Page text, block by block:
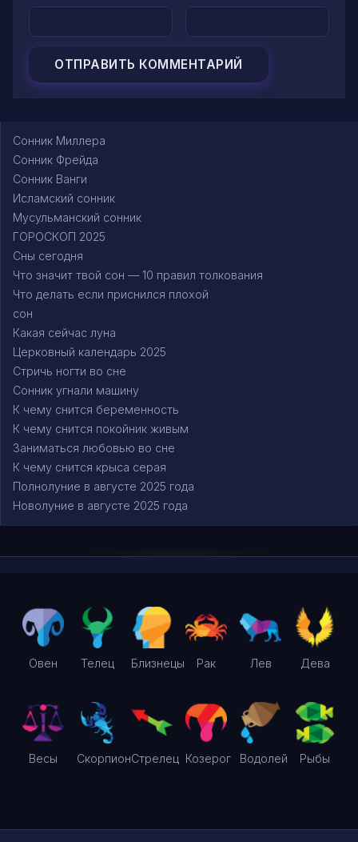
Сонник Миллера
Сонник Фрейда
Сонник Ванги
Исламский сонник
Мусульманский сонник
ГОРОСКОП 2025
Сны сегодня
Что значит твой сон — 10 правил толкования
Что делать если приснился плохой
сон
Какая сейчас луна
Церковный календарь 2025
Стричь ногти во сне
Сонник угнали машину
К чему снится беременность
К чему снится покойник живым
Заниматься любовью во сне
К чему снится крыса серая
Полнолуние в августе 2025 года
Новолуние в августе 2025 года
Овен Телец Близнецы Рак Лев Дева
Весы СкорпионСтрелец Козерог Водолей Рыбы